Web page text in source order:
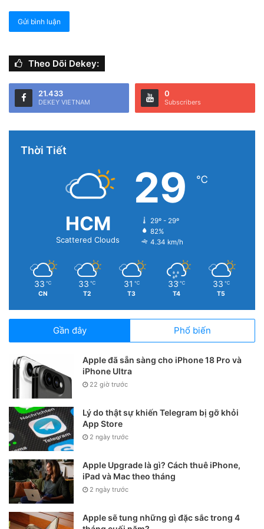
(Settings) > Cài đặt chung (General) > Giới thiệu (About)
Tại phần Số máy (Model), bạn sẽ được cung cấp một dãy ký
hiệu, ví dụ là MPR02LL/A. Trong đó ký tự đầu tiên sẽ quy
định loại hàng của máy, 4 ký tự tiếp theo là mã riêng còn
hai ký tự tiếp theo (đứng trước /A) sẽ cho biết xuất xứ thị
trường của máy
Theo Dõi Dekey:
21.433
DEKEY VIETNAM
0
Subscribers
Thời Tiết
HCM
Scattered Clouds
29 ℃
29º - 29º
82%
4.34 km/h
33 ℃
CN
33 ℃
T2
31 ℃
T3
33 ℃
T4
33 ℃
T5
Gần đây Phổ biến
Apple đã sẵn sàng cho iPhone 18 Pro và
iPhone Ultra
22 giờ trước
Lý do thật sự khiến Telegram bị gỡ khỏi
App Store
2 ngày trước
Apple Upgrade là gì? Cách thuê iPhone,
iPad và Mac theo tháng
2 ngày trước
Apple sẽ tung những gì đặc sắc trong 4